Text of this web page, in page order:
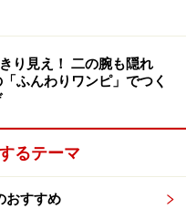
られるようでしたら、
すめです。
なオンオフ使える
り見え！ 二の腕も隠れ
ふんわりワンピ」でつく
るテーマ
おすすめ